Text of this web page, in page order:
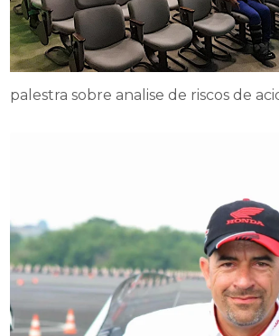
palestra sobre analise de riscos de